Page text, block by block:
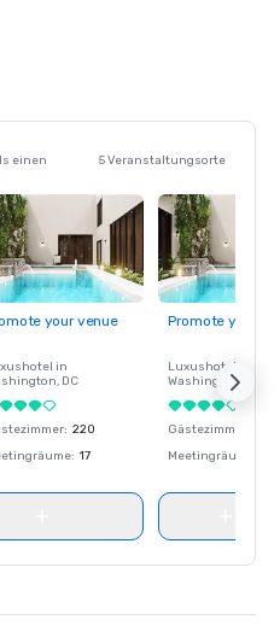
einen
5 Veranstaltungsorte
your venue
in
, DC
: 220
: 17
Promote your
Luxushotel in
Washington
Gästezimmer
Meetingräume